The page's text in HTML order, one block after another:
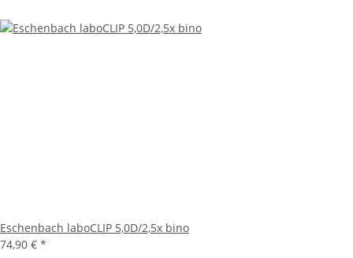
Eschenbach laboCLIP 5,0D/2,5x bino
74,90 € *